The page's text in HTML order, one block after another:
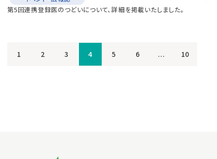
第5回連携登録医のつどいについて、詳細を掲載いたしました。
1 2 3 4 5 6 ... 10